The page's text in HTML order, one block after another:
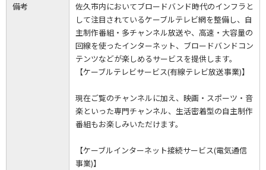
備考
佐久市内においてブロードバンド時代のインフラと
して注目されているケーブルテレビ網を整備し、自
主制作番組・多チャンネル放送や、高速・大容量の
回線を使ったインターネット、ブロードバンドコン
テンツなどが楽しめるサービスを提供します。
【ケーブルテレビサービス(有線テレビ放送事業)】
現在ご覧のチャンネルに加え、映画・スポーツ・音
楽といった専門チャンネル、生活密着型の自主制作
番組もお楽しみいただけます。
【ケーブルインターネット接続サービス(電気通信
事業)】